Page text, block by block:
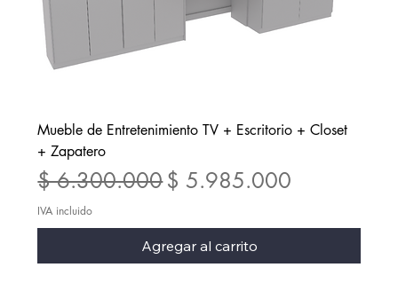
Mueble de Entretenimiento TV + Escritorio + Closet
+ Zapatero
Precio
$ 6.300.000Precio de oferta
$ 5.985.000
IVA incluido
Agregar al carrito